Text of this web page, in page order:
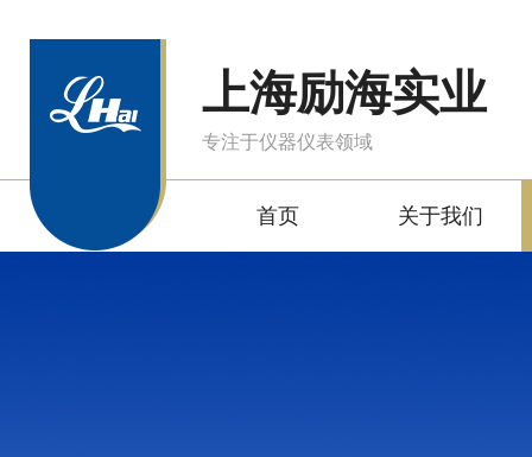
上海励海实业
专注于仪器仪表领域
首页 关于我们